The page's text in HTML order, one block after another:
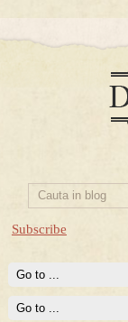
Subscribe
Prima mea carte
Averea
conturi secrete ale